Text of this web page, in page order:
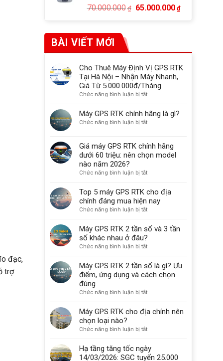
đạc,
trợ
70.000.000 ₫
Giá
65.000.000 ₫Giá
BÀI VIẾT MỚI
Cho Thuê Máy Định Vị GPS RTK
Tại Hà Nội – Nhận Máy Nhanh,
Giá Từ 5.000.000đ/Tháng
Chức năng bình luận bị tắtở
Thuê
Máy
GPS
RTK
Hà
Nhận
Máy
Nhanh,
Từ
5.000.000đ/Tháng
Máy GPS RTK chính hãng là gì?
Chức năng bình luận bị tắtở
RTK
chính
là
Giá máy GPS RTK chính hãng
dưới 60 triệu: nên chọn model
nào năm 2026?
Chức năng bình luận bị tắtở
máy
RTK
dưới
60
triệu:
chọn
model
năm
Top 5 máy GPS RTK cho địa
chính đáng mua hiện nay
Chức năng bình luận bị tắtở
5
máy
GPS
địa
chính
mua
nay
Máy GPS RTK 2 tần số và 3 tần
số khác nhau ở đâu?
Chức năng bình luận bị tắtở
GPS
RTK
3
số
nhau
ở
Máy GPS RTK 2 tần số là gì? Ưu
điểm, ứng dụng và cách chọn
đúng
Chức năng bình luận bị tắtở
GPS
2
là
Máy GPS RTK cho địa chính nên
chọn loại nào?
Chức năng bình luận bị tắtở
GPS
RTK
Hạ tầng tăng tốc ngày
14/03/2026: SGC tuyển 25.000